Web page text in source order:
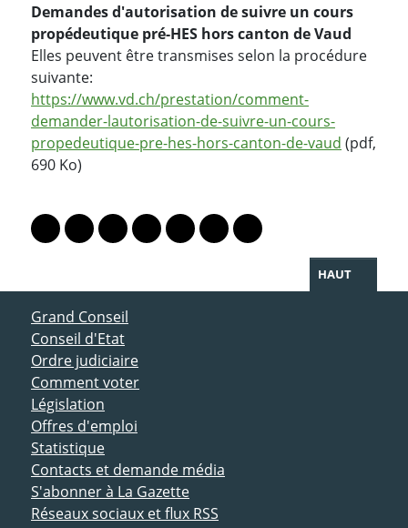
Demandes d'autorisation de suivre un cours
propédeutique pré-HES hors canton de Vaud
Elles peuvent être transmises selon la procédure
suivante:
https://www.vd.ch/prestation/comment-
demander-lautorisation-de-suivre-un-cours-
propedeutique-pre-hes-hors-canton-de-vaud (pdf,
690 Ko)
Lien vers le profil Mastodon
Lien vers le profil Bluesky
Lien vers le profil Instagram
Lien vers le profil Linkedin
Lien vers le profil Facebook
Lien vers le profil Twitter
Partager par WhatsApp
HAUT
ACCÈS DIRECT
Grand Conseil
Conseil d'Etat
Ordre judiciaire
Comment voter
Législation
Offres d'emploi
Statistique
Contacts et demande média
S'abonner à La Gazette
Réseaux sociaux et flux RSS